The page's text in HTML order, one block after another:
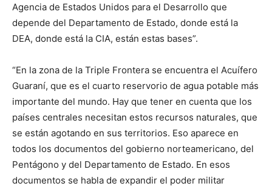
Agencia de Estados Unidos para el Desarrollo que
depende del Departamento de Estado, donde está la
DEA, donde está la CIA, están estas bases”.
“En la zona de la Triple Frontera se encuentra el Acuífero
Guaraní, que es el cuarto reservorio de agua potable más
importante del mundo. Hay que tener en cuenta que los
países centrales necesitan estos recursos naturales, que
se están agotando en sus territorios. Eso aparece en
todos los documentos del gobierno norteamericano, del
Pentágono y del Departamento de Estado. En esos
documentos se habla de expandir el poder militar